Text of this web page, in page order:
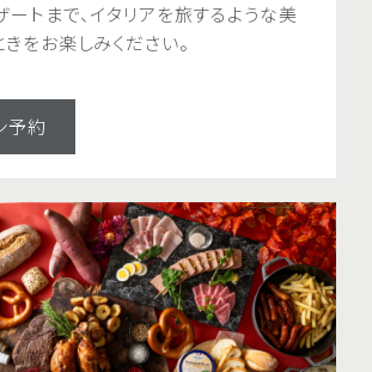
トまで、イタリアを旅するような美
をお楽しみください。
予約
料理からデザートまで、イタ
味しいひとときをお楽しみく